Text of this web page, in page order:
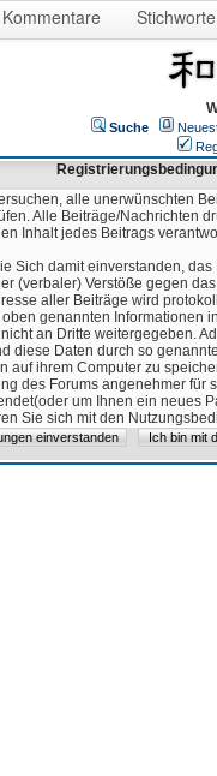
Kommentare Stichworte
Suche
alle unerwünschten
Alle Beiträge/Nachrichten
Inhalt jedes Beitrags
Sich damit einverstanden,
(verbaler) Verstöße gegen
aller Beiträge wird
genannten Informationen
an Dritte weitergegeben.
diese Daten durch so
auf ihrem Computer zu
des Forums angenehmer
um Ihnen ein neues
Sie sich mit den